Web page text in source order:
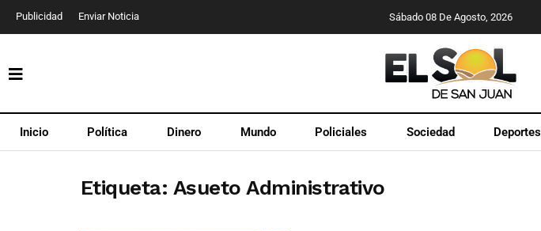
Publicidad Enviar Noticia Sábado 08 De Agosto, 2026
Inicio Política Dinero Mundo Policiales Sociedad Deportes
Etiqueta: Asueto Administrativo